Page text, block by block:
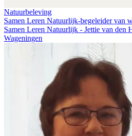
Natuurbeleving
Samen Leren Natuurlijk-begeleider van
Samen Leren Natuurlijk - Jettie van den
Wageningen